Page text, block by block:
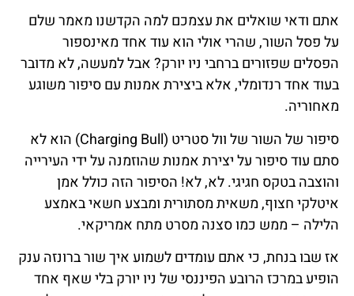
אתם ודאי שואלים את עצמכם למה הקדשנו מאמר שלם
על פסל השור, שהרי אולי הוא עוד אחד מאינספור
הפסלים שפזורים ברחבי ניו יורק? אבל למעשה, לא מדובר
בעוד אחד רנדומלי, אלא ביצירת אמנות עם סיפור משוגע
מאחוריה.
סיפור של השור של וול סטריט (Charging Bull) הוא לא
סתם עוד סיפור על יצירת אמנות שהוזמנה על ידי העירייה
והוצבה בטקס חגיגי. לא, לא! הסיפור הזה כולל אמן
איטלקי חצוף, משאית מסתורית ומבצע חשאי באמצע
הלילה – ממש כמו סצנה מסרט מתח אמריקאי.
אז שבו בנחת, כי אתם עומדים לשמוע איך שור ברונזה ענק
הופיע במרכז הרובע הפיננסי של ניו יורק בלי שאף אחד